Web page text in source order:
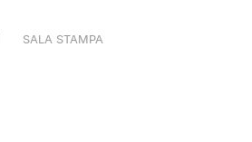
SALA STAMPA